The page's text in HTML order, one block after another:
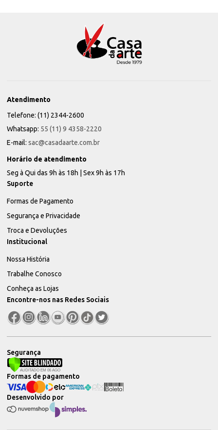
Atendimento
Telefone: (11) 2344-2600
Whatsapp: 55 (11) 9 4358-2220
E-mail: sac@casadaarte.com.br
Horário de atendimento
Seg à Qui das 9h às 18h | Sex 9h às 17h
Suporte
Formas de Pagamento
Segurança e Privacidade
Troca e Devoluções
Institucional
Nossa História
Trabalhe Conosco
Conheça as Lojas
Encontre-nos nas Redes Sociais
Segurança
Desenvolvido por
Formas de pagamento